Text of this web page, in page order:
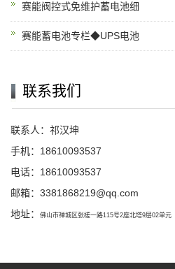
赛能阀控式免维护蓄电池细
赛能蓄电池专栏◆UPS电池
联系我们
联系人：祁汉坤
手机：18610093537
电话：18610093537
邮箱： 3381868219@qq.com
地址：
佛山市禅城区张槎一路115号2座北塔9层02单元